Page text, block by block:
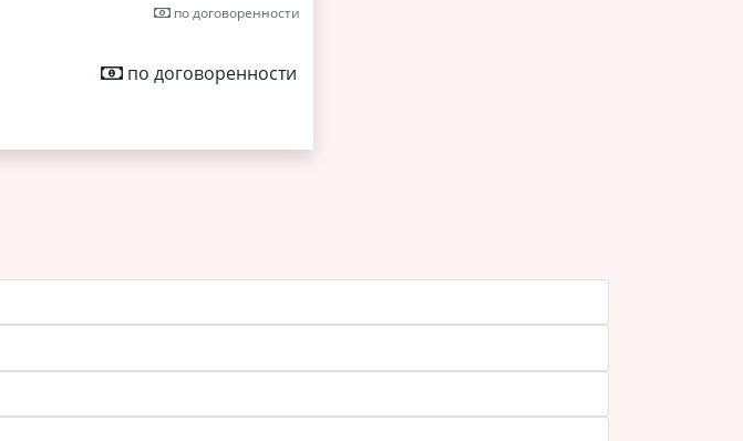
по договоренности
по договоренности